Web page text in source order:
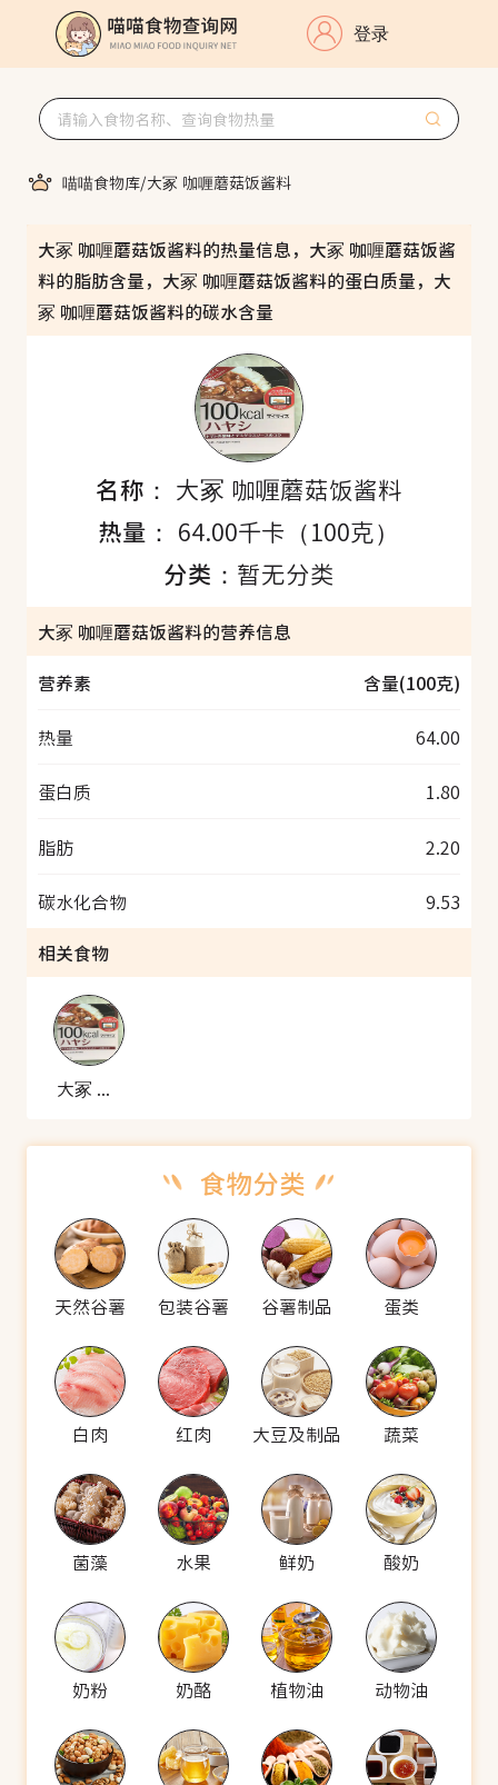
登录
喵喵食物库/大冢 咖喱蘑菇饭酱料
大冢 咖喱蘑菇饭酱料的热量信息，大冢 咖喱蘑菇饭酱
料的脂肪含量，大冢 咖喱蘑菇饭酱料的蛋白质量，大
冢 咖喱蘑菇饭酱料的碳水含量
名称： 大冢 咖喱蘑菇饭酱料
热量： 64.00千卡（100克）
分类： 暂无分类
大冢 咖喱蘑菇饭酱料的营养信息
营养素
含量(100克)
热量 64.00
蛋白质 1.80
脂肪 2.20
碳水化合物
9.53
相关食物
大冢 咖喱蘑菇饭酱料
天然谷薯 包装谷薯 谷薯制品 蛋类
白肉 红肉 大豆及制品 蔬菜
菌藻 水果 鲜奶 酸奶
奶粉 奶酪 植物油 动物油